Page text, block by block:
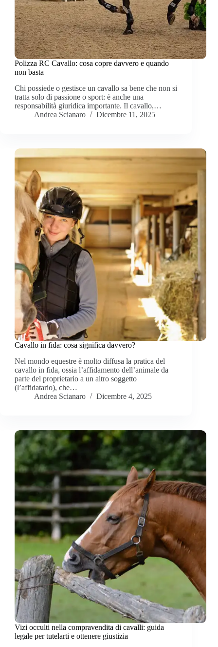
Polizza RC Cavallo: cosa copre davvero e quando
non basta
Chi possiede o gestisce un cavallo sa bene che non si
tratta solo di passione o sport: è anche una
responsabilità giuridica importante. Il cavallo,…
Andrea Scianaro
Dicembre 11, 2025
Cavallo in fida: cosa significa davvero?
Nel mondo equestre è molto diffusa la pratica del
cavallo in fida, ossia l’affidamento dell’animale da
parte del proprietario a un altro soggetto
(l’affidatario), che…
Andrea Scianaro
Dicembre 4, 2025
Vizi occulti nella compravendita di cavalli: guida
legale per tutelarti e ottenere giustizia